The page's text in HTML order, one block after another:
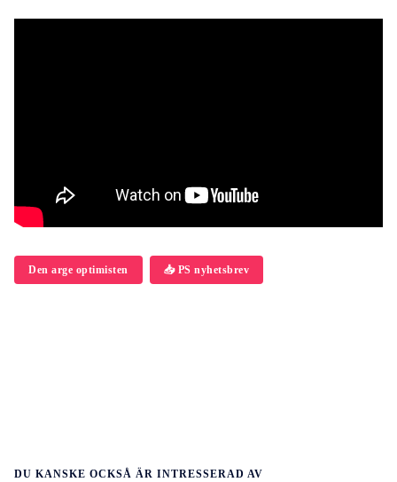
Den arge optimisten 📥 PS nyhetsbrev
DU KANSKE OCKSÅ ÄR INTRESSERAD AV